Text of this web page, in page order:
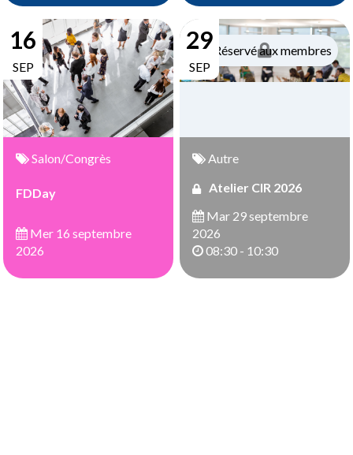
16
SEP
Salon/Congrès
FDDay
Mer 16 septembre
2026
29
SEP
Réservé aux membres
Autre
Atelier CIR 2026
Mar 29 septembre
2026
08:30 - 10:30